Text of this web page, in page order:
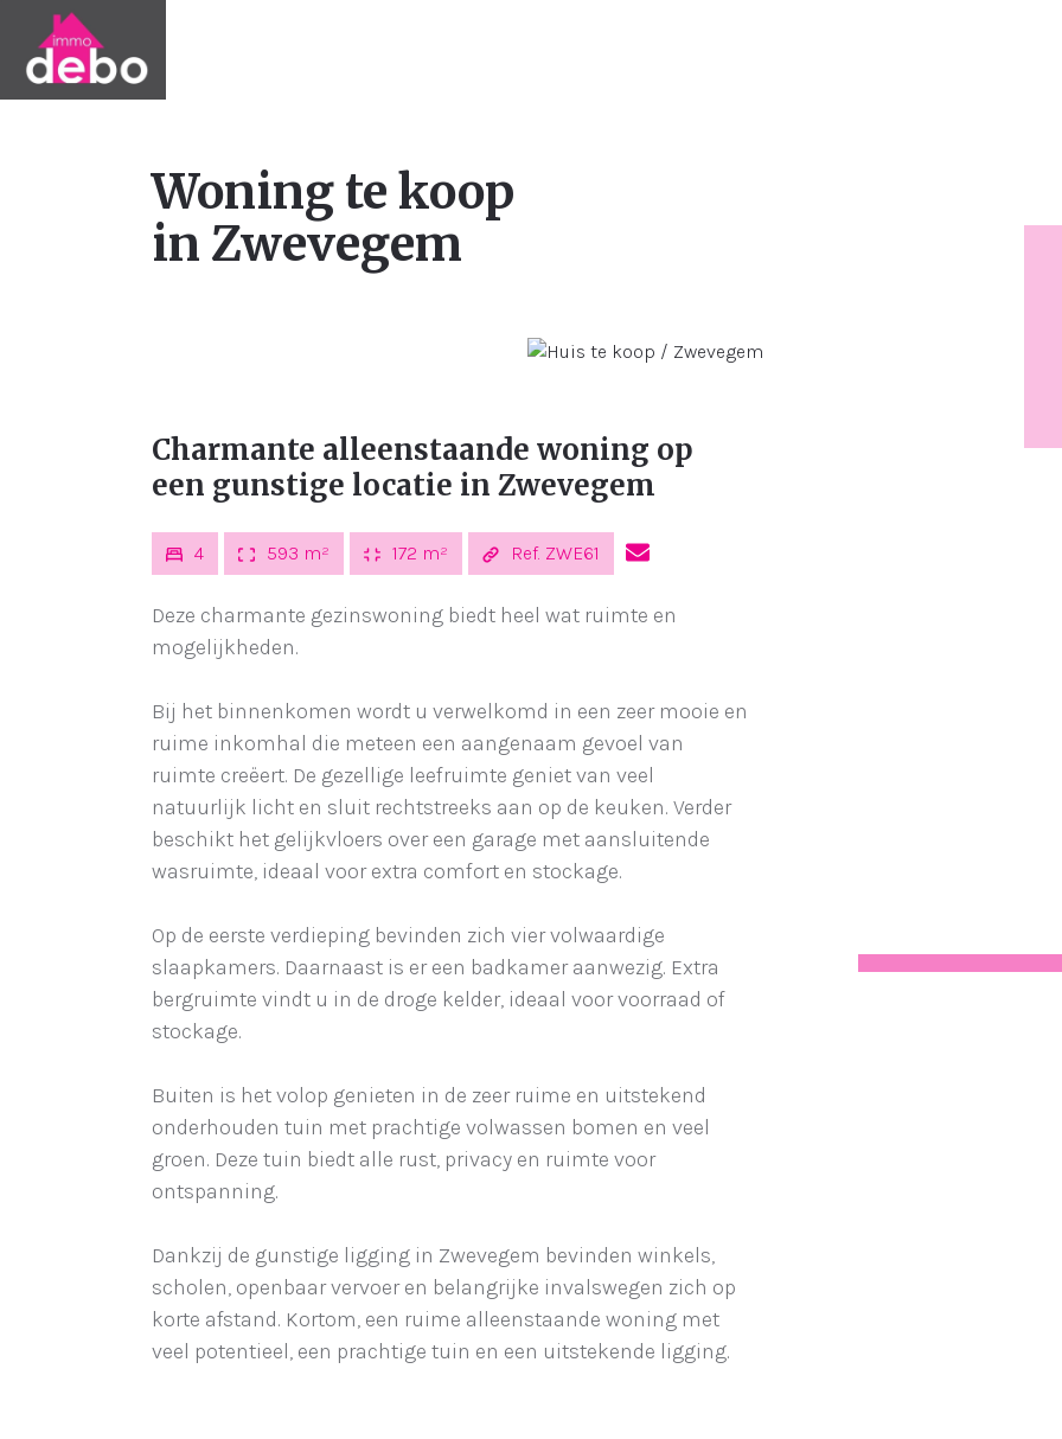
Woning te koop
in Zwevegem
Charmante alleenstaande woning op
een gunstige locatie in Zwevegem
4 593 m² 172 m² Ref. ZWE61
Deze charmante gezinswoning biedt heel wat ruimte en
mogelijkheden.
Bij het binnenkomen wordt u verwelkomd in een zeer mooie en
ruime inkomhal die meteen een aangenaam gevoel van
ruimte creëert. De gezellige leefruimte geniet van veel
natuurlijk licht en sluit rechtstreeks aan op de keuken. Verder
beschikt het gelijkvloers over een garage met aansluitende
wasruimte, ideaal voor extra comfort en stockage.
Op de eerste verdieping bevinden zich vier volwaardige
slaapkamers. Daarnaast is er een badkamer aanwezig. Extra
bergruimte vindt u in de droge kelder, ideaal voor voorraad of
stockage.
Buiten is het volop genieten in de zeer ruime en uitstekend
onderhouden tuin met prachtige volwassen bomen en veel
groen. Deze tuin biedt alle rust, privacy en ruimte voor
ontspanning.
Dankzij de gunstige ligging in Zwevegem bevinden winkels,
scholen, openbaar vervoer en belangrijke invalswegen zich op
korte afstand. Kortom, een ruime alleenstaande woning met
veel potentieel, een prachtige tuin en een uitstekende ligging.